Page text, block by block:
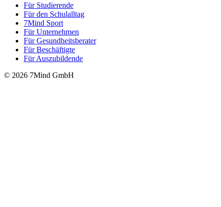
Für Stu­die­rende
Für den Schulalltag
7Mind Sport
Für Unter­neh­men
Für Gesund­heits­be­ra­ter
Für Beschäftigte
Für Auszubildende
© 2026 7Mind GmbH